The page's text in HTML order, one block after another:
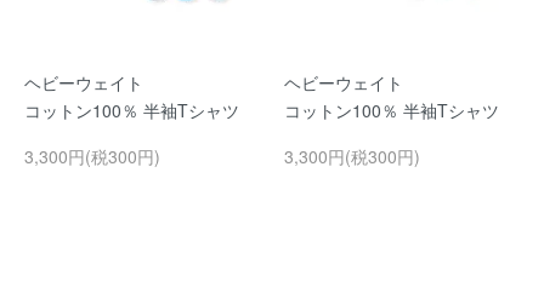
ヘビーウェイト
コットン100％ 半袖Tシャツ
3,300円(税300円)
ヘビーウェイト
コットン100％ 半袖Tシャツ
3,300円(税300円)